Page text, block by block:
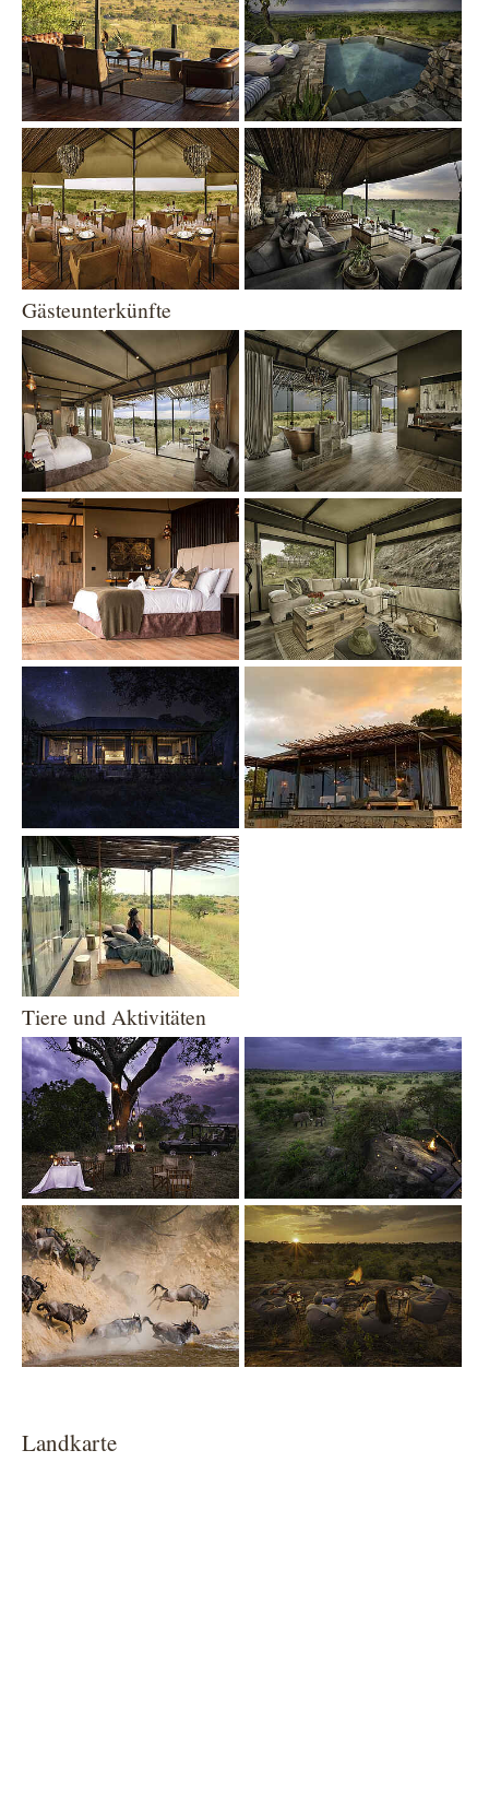
Show larger version Show larger version
Gästeunterkünfte
Show larger version Show larger version
Show larger version Show larger version
Show larger version
Show larger version
Tiere und Aktivitäten
Show larger version Show larger version
Show larger version Show larger version
Landkarte